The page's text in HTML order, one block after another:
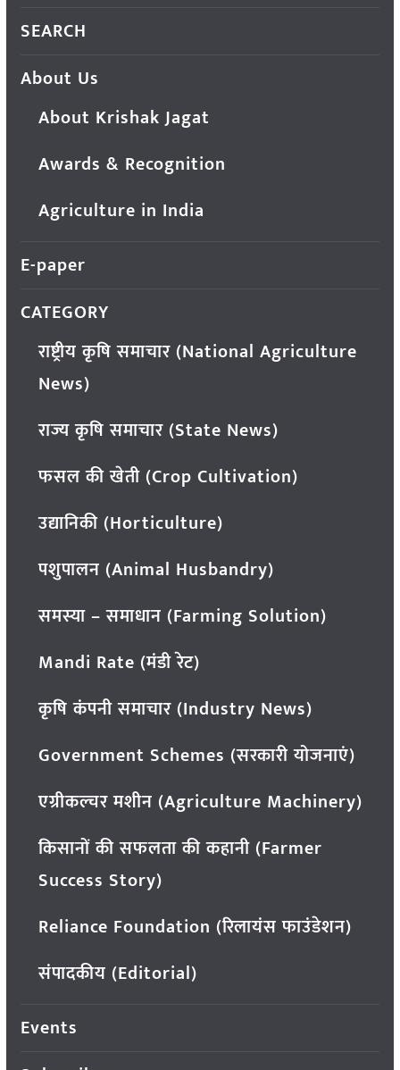
SEARCH
About Us
About Krishak Jagat
Awards & Recognition
Agriculture in India
E-paper
CATEGORY
राष्ट्रीय कृषि समाचार (National Agriculture
News)
राज्य कृषि समाचार (State News)
फसल की खेती (Crop Cultivation)
उद्यानिकी (Horticulture)
पशुपालन (Animal Husbandry)
समस्या – समाधान (Farming Solution)
Mandi Rate (मंडी रेट)
कृषि कंपनी समाचार (Industry News)
Government Schemes (सरकारी योजनाएं)
एग्रीकल्चर मशीन (Agriculture Machinery)
किसानों की सफलता की कहानी (Farmer
Success Story)
Reliance Foundation (रिलायंस फाउंडेशन)
संपादकीय (Editorial)
Events